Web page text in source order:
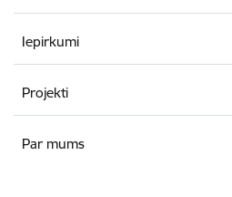
Iepirkumi
Projekti
Par mums